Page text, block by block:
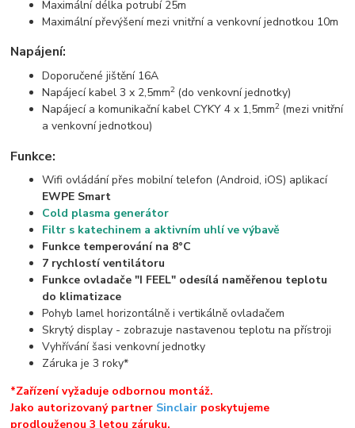
Maximální délka potrubí 25m
Maximální převýšení mezi vnitřní a venkovní jednotkou 10m
Napájení:
Doporučené jištění 16A
Napájecí kabel 3 x 2,5mm2 (do venkovní jednotky)
Napájecí a komunikační kabel CYKY 4 x 1,5mm2 (mezi vnitřní
a venkovní jednotkou)
Funkce:
Wifi ovládání přes mobilní telefon (Android, iOS) aplikací
EWPE Smart
Cold plasma generátor
Filtr s katechinem a aktivním uhlí ve výbavě
Funkce temperování na 8°C
7 rychlostí ventilátoru
Funkce ovladače "I FEEL" odesílá naměřenou teplotu
do klimatizace
Pohyb lamel horizontálně i vertikálně ovladačem
Skrytý display - zobrazuje nastavenou teplotu na přístroji
Vyhřívání šasi venkovní jednotky
Záruka je 3 roky*
*Zařízení vyžaduje odbornou montáž.
Jako autorizovaný partner Sinclair poskytujeme
prodlouženou 3 letou záruku.